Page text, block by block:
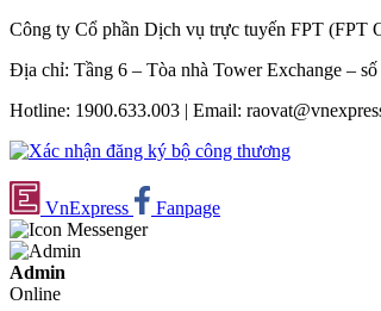
Công ty Cổ phần Dịch vụ trực tuyến FPT (FPT
Địa chỉ: Tầng 6 – Tòa nhà Tower Exchange –
Hotline: 1900.633.003 | Email:
VnExpress Fanpage
Admin
Online